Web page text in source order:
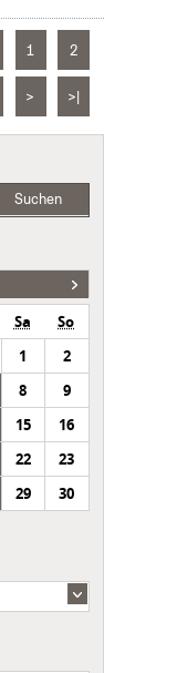
1 2
> >|
Suchen
Sa
So
1
2
8
9
15
16
22
23
29 30